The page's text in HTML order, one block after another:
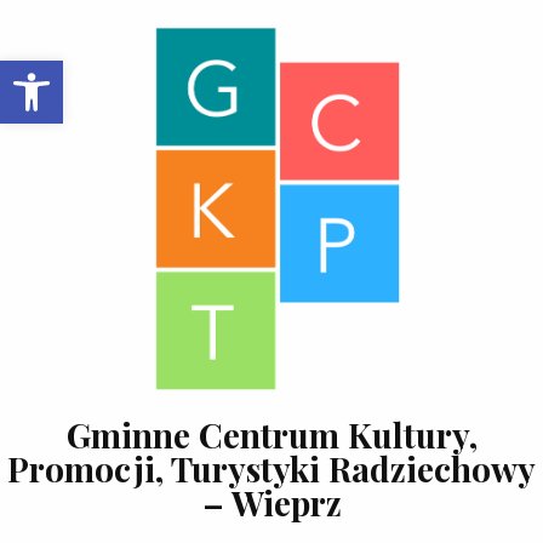
Open toolbar
Gminne Centrum Kultury,
Promocji, Turystyki Radziechowy
– Wieprz